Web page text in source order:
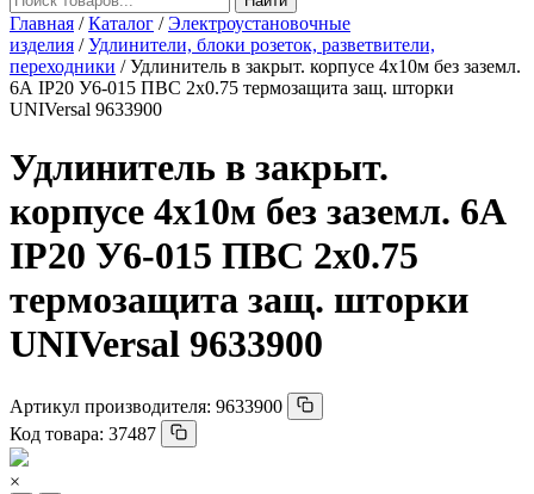
Главная /Каталог /Электроустановочные
изделия /Удлинители, блоки розеток, разветвители,
переходники / Удлинитель в закрыт. корпусе 4х10м без заземл.
6А IP20 У6-015 ПВС 2х0.75 термозащита защ. шторки
UNIVersal 9633900
Удлинитель в закрыт.
корпусе 4х10м без заземл. 6А
IP20 У6-015 ПВС 2х0.75
термозащита защ. шторки
UNIVersal 9633900
Артикул производителя: 9633900
Код товара: 37487
×